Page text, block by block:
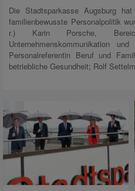
Die Stadtsparkasse Augsburg
familienbewusste Personalpolitik
r.) Karin Porsche,
Unternehmenskommunikation
Personalreferentin Beruf und
betriebliche Gesundheit; Rolf